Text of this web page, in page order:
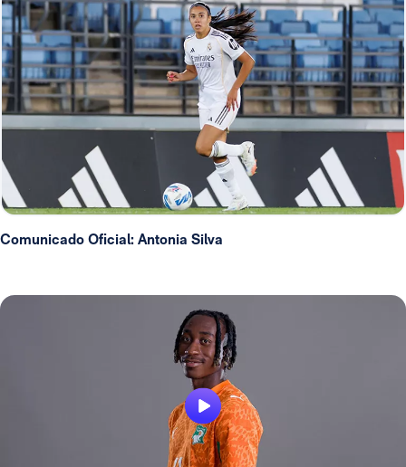
Comunicado Oficial: Antonia Silva